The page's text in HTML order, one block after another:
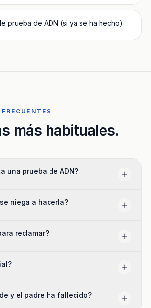
prueba de ADN (si ya se ha hecho)
más habituales.
una prueba de ADN?
niega a hacerla?
reclamar?
y el padre ha fallecido?